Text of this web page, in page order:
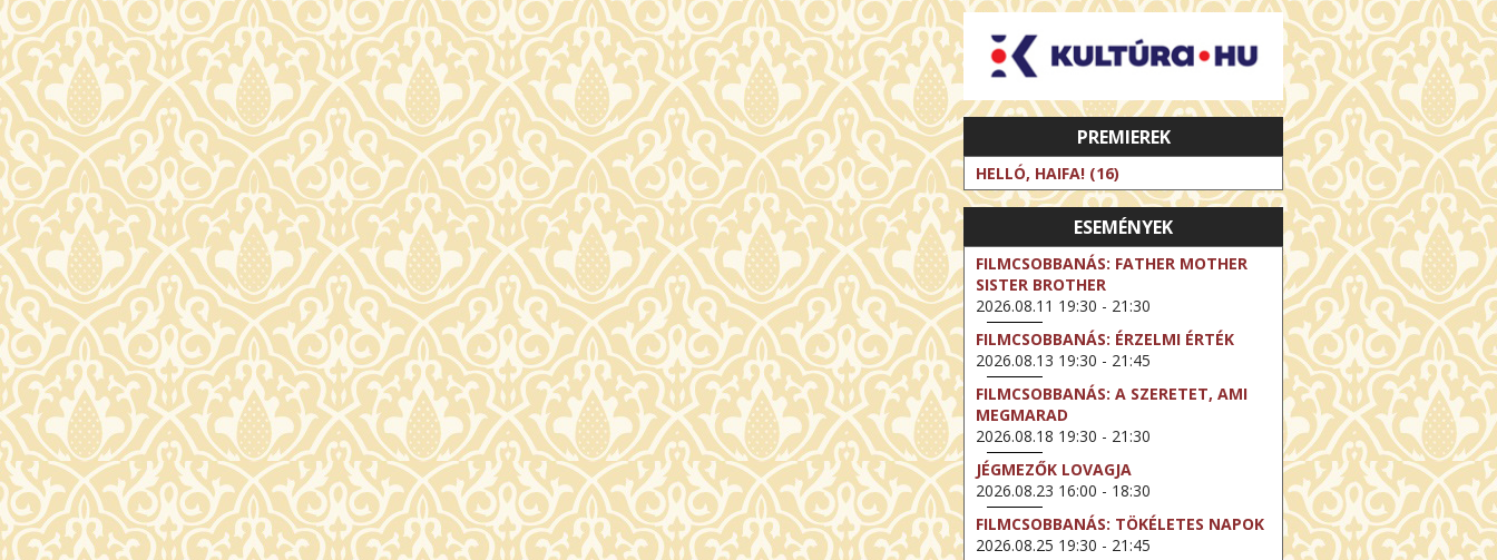
PREMIEREK
HELLÓ, HAIFA! (16)
ESEMÉNYEK
FILMCSOBBANÁS: FATHER MOTHER
SISTER BROTHER
2026.08.11 19:30 - 21:30
FILMCSOBBANÁS: ÉRZELMI ÉRTÉK
2026.08.13 19:30 - 21:45
FILMCSOBBANÁS: A SZERETET, AMI
MEGMARAD
2026.08.18 19:30 - 21:30
JÉGMEZŐK LOVAGJA
2026.08.23 16:00 - 18:30
FILMCSOBBANÁS: TÖKÉLETES NAPOK
2026.08.25 19:30 - 21:45